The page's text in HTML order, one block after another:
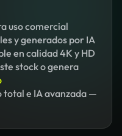
uso comercial
y generados por IA
en calidad 4K y HD
stock o genera
total e IA avanzada —